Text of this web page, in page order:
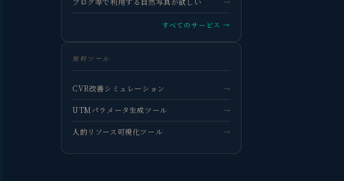
すべてのサービス →
無料ツール
CVR改善シミュレーション →
UTMパラメータ生成ツール →
人的リソース可視化ツール →